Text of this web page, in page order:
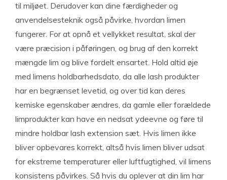
til miljøet. Derudover kan dine færdigheder og
anvendelsesteknik også påvirke, hvordan limen
fungerer. For at opnå et vellykket resultat, skal der
være præcision i påføringen, og brug af den korrekt
mængde lim og blive fordelt ensartet. Hold altid øje
med limens holdbarhedsdato, da alle lash produkter
har en begrænset levetid, og over tid kan deres
kemiske egenskaber ændres, da gamle eller forældede
limprodukter kan have en nedsat ydeevne og føre til
mindre holdbar lash extension sæt. Hvis limen ikke
bliver opbevares korrekt, altså hvis limen bliver udsat
for ekstreme temperaturer eller luftfugtighed, vil limens
konsistens påvirkes. Så hvis du oplever at din lim har